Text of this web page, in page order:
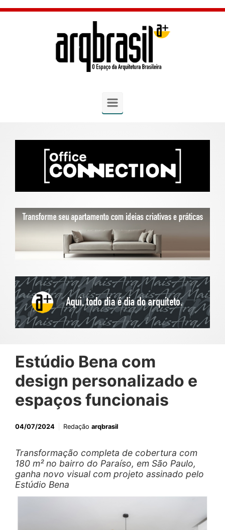
Skip to main content
Estúdio Bena com
design personalizado e
espaços funcionais
04/07/2024 Redação arqbrasil
Transformação completa de cobertura com
180 m² no bairro do Paraíso, em São Paulo,
ganha novo visual com projeto assinado pelo
Estúdio Bena